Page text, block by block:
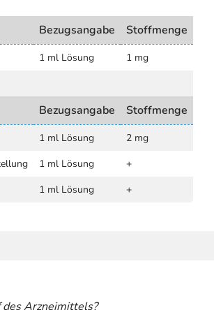
Bezugsangabe Stoffmenge
1 ml Lösung
1 mg
Bezugsangabe Stoffmenge
1 ml Lösung
2 mg
1 ml Lösung
+
1 ml Lösung +
Arzneimittels?